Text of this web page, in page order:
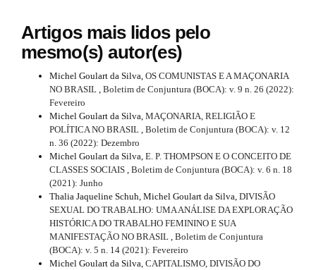
b
r
Artigos mais lidos pelo
mesmo(s) autor(es)
Michel Goulart da Silva, OS COMUNISTAS E A MAÇONARIA
NO BRASIL , Boletim de Conjuntura (BOCA): v. 9 n. 26 (2022):
Fevereiro
Michel Goulart da Silva, MAÇONARIA, RELIGIÃO E
POLÍTICA NO BRASIL , Boletim de Conjuntura (BOCA): v. 12
n. 36 (2022): Dezembro
Michel Goulart da Silva, E. P. THOMPSON E O CONCEITO DE
CLASSES SOCIAIS , Boletim de Conjuntura (BOCA): v. 6 n. 18
(2021): Junho
Thalia Jaqueline Schuh, Michel Goulart da Silva, DIVISÃO
SEXUAL DO TRABALHO: UMA ANÁLISE DA EXPLORAÇÃO
HISTÓRICA DO TRABALHO FEMININO E SUA
MANIFESTAÇÃO NO BRASIL , Boletim de Conjuntura
(BOCA): v. 5 n. 14 (2021): Fevereiro
Michel Goulart da Silva, CAPITALISMO, DIVISÃO DO